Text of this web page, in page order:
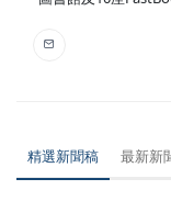
精選新聞稿 最新新